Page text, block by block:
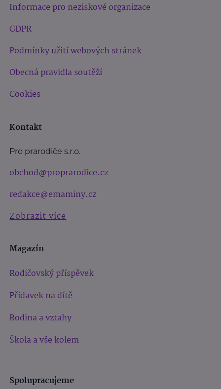
Informace pro neziskové organizace
GDPR
Podmínky užití webových stránek
Obecná pravidla soutěží
Cookies
Kontakt
Pro prarodiče s.r.o.
obchod@proprarodice.cz
redakce@emaminy.cz
Zobrazit více
Magazín
Rodičovský příspěvek
Přídavek na dítě
Rodina a vztahy
Škola a vše kolem
Spolupracujeme